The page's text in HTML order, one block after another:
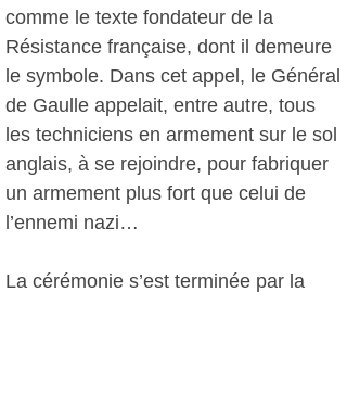
comme le texte fondateur de la
Résistance française, dont il demeure
le symbole. Dans cet appel, le Général
de Gaulle appelait, entre autre, tous
les techniciens en armement sur le sol
anglais, à se rejoindre, pour fabriquer
un armement plus fort que celui de
l’ennemi nazi…
La cérémonie s’est terminée par la